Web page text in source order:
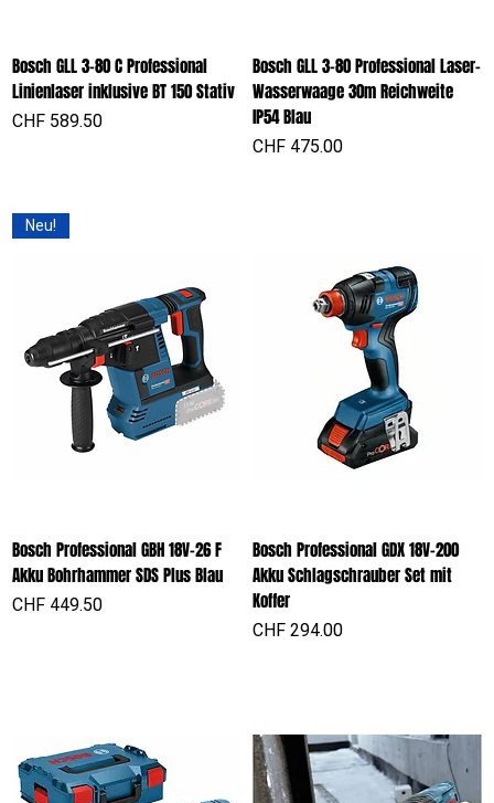
Bosch GLL 3-80 C Professional
Linienlaser inklusive BT 150 Stativ
Preis
CHF 589.50
Bosch GLL 3-80 Professional Laser-
Wasserwaage 30m Reichweite
IP54 Blau
Preis
CHF 475.00
Neu!
Bosch Professional GBH 18V-26 F
Akku Bohrhammer SDS Plus Blau
Preis
CHF 449.50
Bosch Professional GDX 18V-200
Akku Schlagschrauber Set mit
Koffer
Preis
CHF 294.00